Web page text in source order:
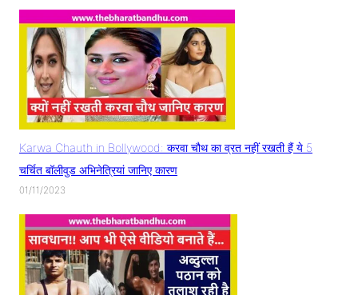
Karwa Chauth in Bollywood: करवा चौथ का व्रत नहीं रखती हैं ये 5
चर्चित बॉलीवुड अभिनेत्रियां जानिए कारण
01/11/2023